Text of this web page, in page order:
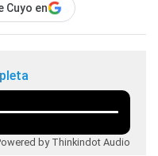
Cuyo en
by Thinkindot Audio